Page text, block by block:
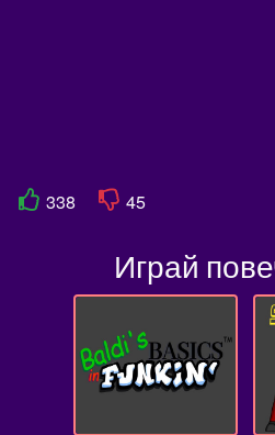
338 45
Играй